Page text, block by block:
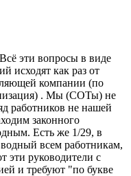
эти вопросы в виде
исходят как раз от
компании (по
. Мы (СОТы) не
работников не нашей
законного
Есть же 1/29, в
всем работникам,
эти руководители с
и требуют "по букве